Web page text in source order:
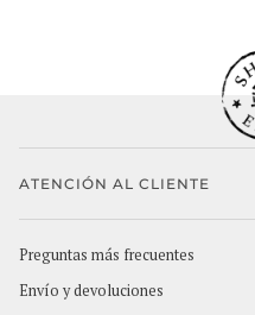
ATENCIÓN AL CLIENTE
Preguntas más frecuentes
Envío y devoluciones